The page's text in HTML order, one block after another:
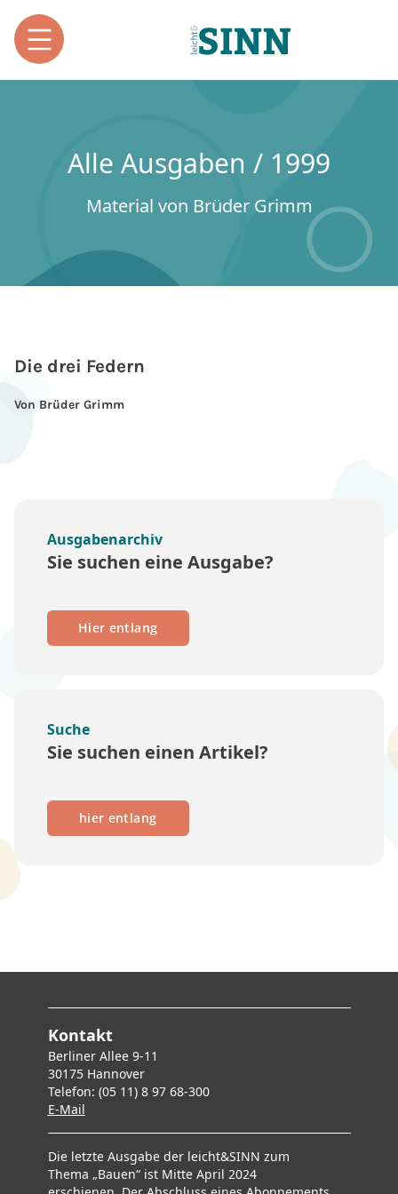
Alle Ausgaben / 1999
Material von Brüder Grimm
Die drei Federn
Von Brüder Grimm
Ausgabenarchiv
Sie suchen eine Ausgabe?
Hier entlang
Suche
Sie suchen einen Artikel?
hier entlang
Kontakt
Berliner Allee 9-11
30175 Hannover
Telefon: (05 11) 8 97 68-300
E-Mail
Die letzte Ausgabe der leicht&SINN zum
Thema „Bauen“ ist Mitte April 2024